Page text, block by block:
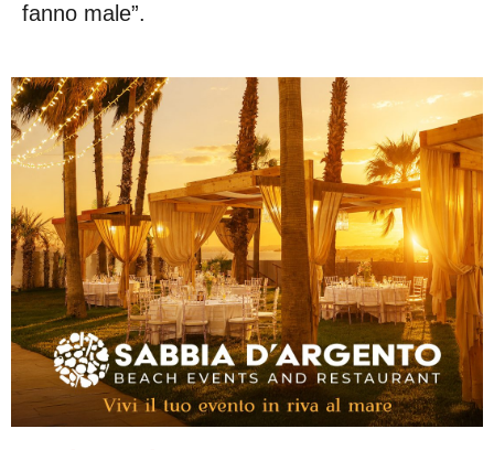
fanno male”.